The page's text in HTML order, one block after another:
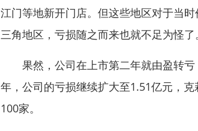
江门等地新开门店。但这些地区对于当
三角地区，亏损随之而来也就不足为怪了。
果然，公司在上市第二年就由盈转亏
年，公司的亏损继续扩大至1.51亿元，
100家。